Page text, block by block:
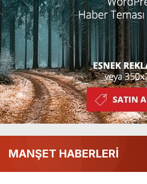
MANŞET HABERLERİ